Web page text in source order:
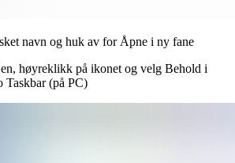
navn og huk av for Åpne i ny fane
høyreklikk på ikonet og velg Behold i
(på PC)